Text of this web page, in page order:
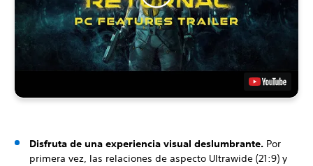
Disfruta de una experiencia visual deslumbrante. Por
primera vez, las relaciones de aspecto Ultrawide (21:9) y